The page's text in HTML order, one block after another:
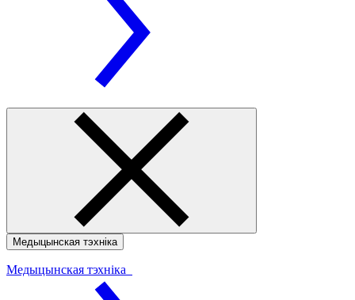
Медыцынская тэхніка
Медыцынская тэхніка